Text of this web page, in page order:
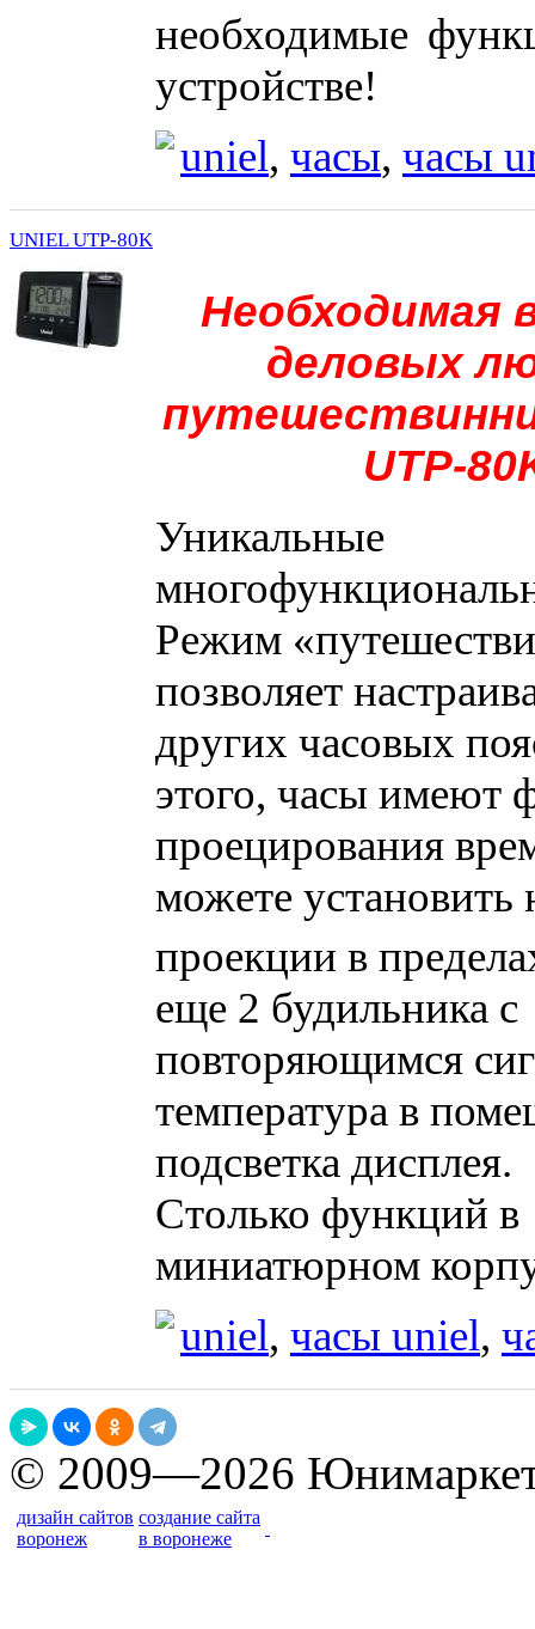
необходимые
устройстве!
uniel, часы, часы
UNIEL UTP-80K
Необходимая
деловых
UTP-
Уникальные
Режим
позволяет
других часовых
этого, часы имеют
проецирования
можете установить
проекции в
еще 2 будильника с
повторяющимся
температура в
подсветка дисплея.
Столько функций в
миниатюрном
uniel, часы uniel,
© 2009—2026
дизайн сайтов
воронеж
создание сайта
в воронеже